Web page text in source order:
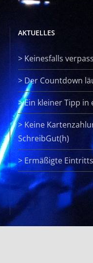
AKTUELLES
> Keinesfalls
>Der Countdown
>Ein kleiner Tipp in
> Keine
SchreibGut(h)
> Ermäßigte